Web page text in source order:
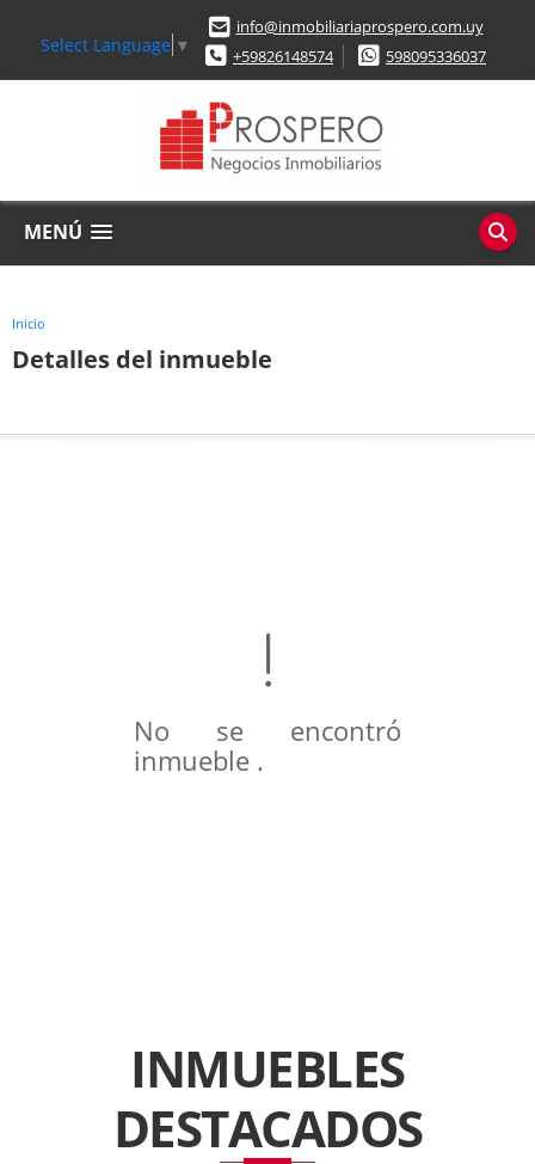
Select Language ▼
info@inmobiliariaprospero.com.uy
+59826148574
598095336037
MENÚ
Inicio
Detalles del inmueble
No se encontró
inmueble .
INMUEBLES
DESTACADOS